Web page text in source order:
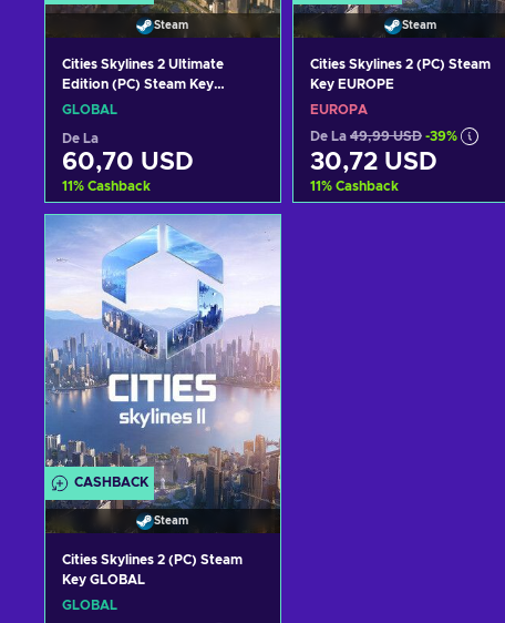
Steam
Cities Skylines 2 Ultimate
Edition (PC) Steam Key
GLOBAL
GLOBAL
De La
60,70 USD
11% Cashback
Adaugă în coș
Vezi ofertele
Steam
Cities Skylines 2 (PC) Steam
Key EUROPE
EUROPA
De La 49,99 USD -39%
30,72 USD
11% Cashback
CASHBACK
Steam
Cities Skylines 2 (PC) Steam
Key GLOBAL
GLOBAL